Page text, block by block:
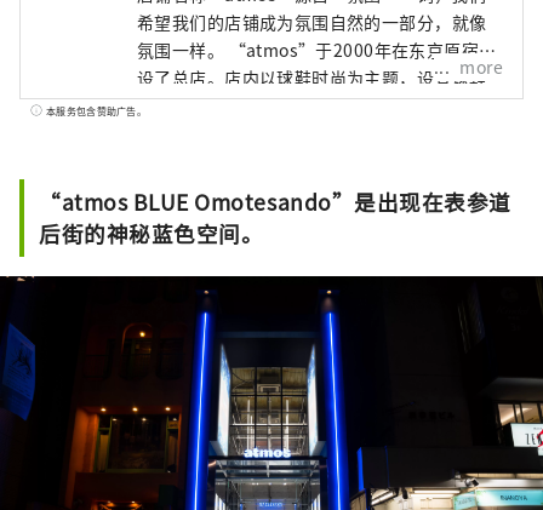
希望我们的店铺成为氛围自然的一部分，就像
氛围一样。 “atmos”于2000年在东京原宿开
设了总店。店内以球鞋时尚为主题，设有球鞋
墙。我们向世界传播东京的运动鞋文化，包括
more
本服务包含赞助广告。
“atmos BLUE Omotesando”是出现在表参道
后街的神秘蓝色空间。